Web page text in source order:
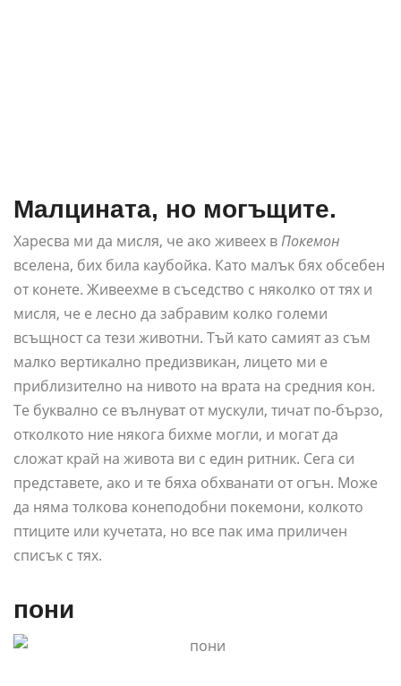
Малцината, но могъщите.
Харесва ми да мисля, че ако живеех вПокемон
вселена, бих била каубойка. Като малък бях обсебен
от конете. Живеехме в съседство с няколко от тях и
мисля, че е лесно да забравим колко големи
всъщност са тези животни. Тъй като самият аз съм
малко вертикално предизвикан, лицето ми е
приблизително на нивото на врата на средния кон.
Те буквално се вълнуват от мускули, тичат по-бързо,
отколкото ние някога бихме могли, и могат да
сложат край на живота ви с един ритник. Сега си
представете, ако и те бяха обхванати от огън. Може
да няма толкова конеподобни покемони, колкото
птиците или кучетата, но все пак има приличен
списък с тях.
пони